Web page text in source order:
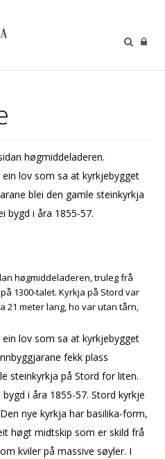
høgmiddeladeren.
lov som sa at kyrkjebygget
blei den gamle steinkyrkja
bygd i åra 1855-57.
høgmiddeladeren, truleg frå
1300-talet. Kyrkja på Stord var
21 meter lang, ho var utan tårn,
lov som sa at kyrkjebygget
fekk plass
steinkyrkja på Stord for liten.
i åra 1855-57. Stord kyrkje
nye kyrkja har basilika-form,
høgt midtskip som er skild frå
kviler på massive søyler. I